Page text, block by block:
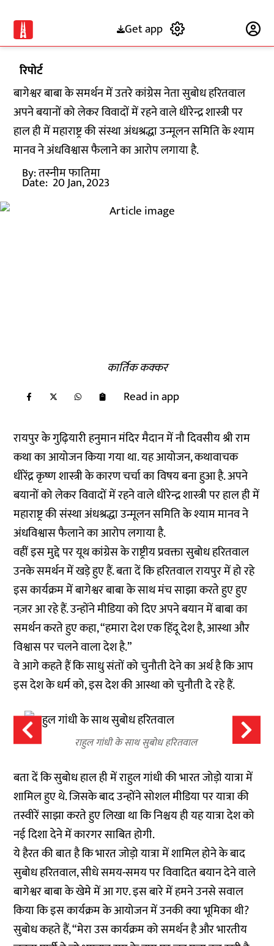
Get app
रिपोर्ट
बागेश्वर बाबा के समर्थन में उतरे कांग्रेस नेता सुबोध हरितवाल
अपने बयानों को लेकर विवादों में रहने वाले धीरेन्द्र शास्त्री पर
हाल ही में महाराष्ट्र की संस्था अंधश्रद्धा उन्मूलन समिति के श्याम
मानव ने अंधविश्वास फैलाने का आरोप लगाया है.
By:तस्नीम फातिमा
Date: 20 Jan, 2023
कार्तिक कक्कर
Read in app
रायपुर के गुढ़ियारी हनुमान मंदिर मैदान में नौ दिवसीय श्री राम
कथा का आयोजन किया गया था. यह आयोजन, कथावाचक
धीरेंद्र कृष्ण शास्त्री के कारण चर्चा का विषय बना हुआ है. अपने
बयानों को लेकर विवादों में रहने वाले धीरेन्द्र शास्त्री पर हाल ही में
महाराष्ट्र की संस्था अंधश्रद्धा उन्मूलन समिति के श्याम मानव ने
अंधविश्वास फैलाने का आरोप लगाया है.
वहीं इस मुद्दे पर यूथ कांग्रेस के राष्ट्रीय प्रवक्ता सुबोध हरितवाल
उनके समर्थन में खड़े हुए हैं. बता दें कि हरितवाल रायपुर में हो रहे
इस कार्यक्रम में बागेश्वर बाबाके साथ मंच साझा करते हुए हुए
नज़र आ रहे हैं. उन्होंने मीडिया को दिए अपने बयान में बाबा का
समर्थन करते हुए कहा, “हमारा देश एक हिंदू देश है, आस्था और
विश्वास पर चलने वाला देश है.”
वे आगे कहते हैं कि साधु संतों को चुनौती देने का अर्थ है कि आप
इस देश के धर्म को, इस देश की आस्था को चुनौती दे रहे हैं.
राहुल गांधी के साथ सुबोध हरितवाल
बता दें कि सुबोध हाल ही में राहुल गांधी की भारत जोड़ो यात्रा में
शामिल हुए थे. जिसके बाद उन्होंने सोशल मीडिया पर यात्रा की
तस्वीरें साझा करते हुए लिखा था कि निश्चय ही यह यात्रा देश को
नई दिशा देने में कारगर साबित होगी.
ये हैरत की बात है कि भारत जोड़ो यात्रा में शामिल होने के बाद
सुबोध हरितवाल, सीधे समय-समय पर विवादित बयान देने वाले
बागेश्वर बाबा के खेमे में आ गए. इस बारे में हमने उनसे सवाल
किया कि इस कार्यक्रम के आयोजन में उनकी क्या भूमिका थी?
सुबोध कहते हैं, “मेरा उस कार्यक्रम को समर्थन है और भारतीय